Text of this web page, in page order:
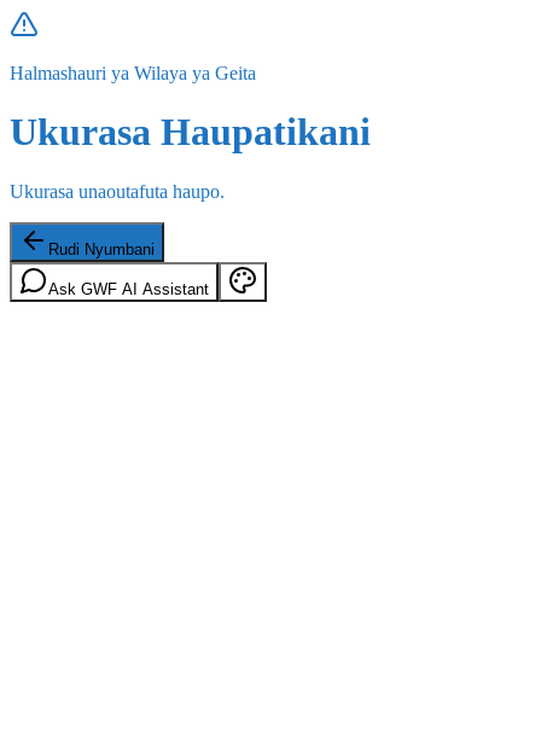
Halmashauri ya Wilaya ya Geita
Ukurasa Haupatikani
Ukurasa unaoutafuta haupo.
Rudi Nyumbani
Ask GWF AI Assistant